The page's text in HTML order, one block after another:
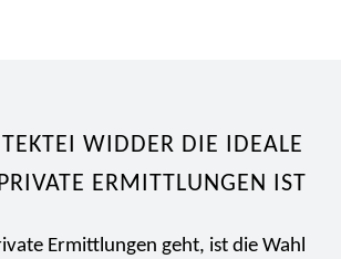
WIDDER DIE IDEALE
ERMITTLUNGEN IST
Ermittlungen geht, ist die Wahl